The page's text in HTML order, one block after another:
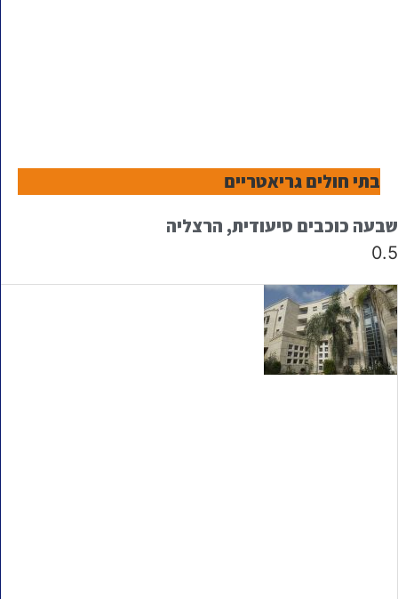
בתי חולים גריאטריים
שבעה כוכבים סיעודית, הרצליה